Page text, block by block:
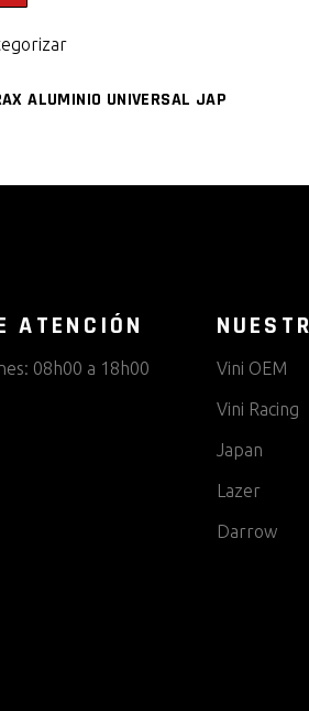
ALUMINIO UNIVERSAL JAP
ATENCIÓN
08h00 a 18h00 Vini OEM
Vini Racing
Japan
Lazer
Darrow